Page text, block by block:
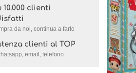
10.000 clienti
da noi, continua a farlo
clienti al TOP
email, telefono